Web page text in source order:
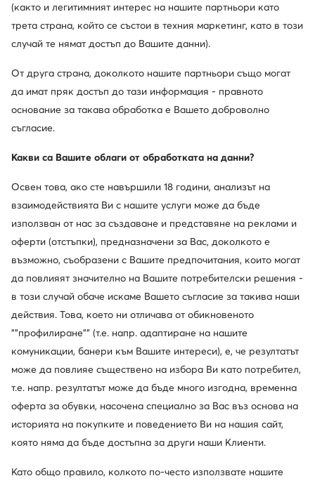
Primigi
Апрески · Розов
86,41
Апрески · Розов
CMP
Апрески · Розов
58,29€
Primigi
Апрески · Розов
106,86 €
(както и легитимният интерес на нашите партньори като
трета страна, който се състои в техния маркетинг, като в този
случай те нямат достъп до Вашите данни).
От друга страна, доколкото нашите партньори също могат
да имат пряк достъп до тази информация - правното
основание за такава обработка е Вашето доброволно
съгласие.
Какви са Вашите облаги от обработката на данни?
Освен това, ако сте навършили 18 години, анализът на
взаимодействията Ви с нашите услуги може да бъде
използван от нас за създаване и представяне на реклами и
оферти (отстъпки), предназначени за Вас, доколкото е
възможно, съобразени с Вашите предпочитания, които могат
да повлияят значително на Вашите потребителски решения -
в този случай обаче искаме Вашето съгласие за такива наши
действия. Това, което ни отличава от обикновеното
""профилиране"" (т.е. напр. адаптиране на нашите
комуникации, банери към Вашите интереси), е, че резултатът
може да повлияе съществено на избора Ви като потребител,
т.е. напр. резултатът може да бъде много изгодна, временна
оферта за обувки, насочена специално за Вас въз основа на
историята на покупките и поведението Ви на нашия сайт,
която няма да бъде достъпна за други наши Клиенти.
Като общо правило, колкото по-често използвате нашите